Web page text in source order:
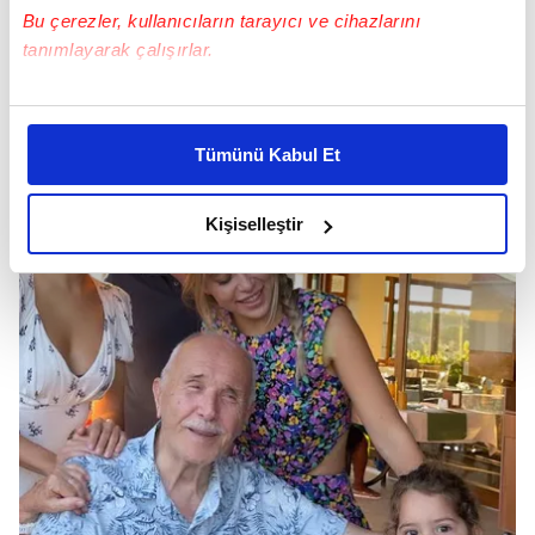
Bu çerezler, kullanıcıların tarayıcı ve cihazlarını
tanımlayarak çalışırlar.
Bu çerezlere izin vermeniz halinde sizlere özel
daha iyi reklam deneyimi yaşatabiliriz. Bunu yaparken
amacımızın size daha iyi bir reklam deneyimi sunmak
olduğunu ve sizlere en iyi içerikleri sunabilmek adına
elimizden gelen çabayı gösterdiğimizi ve bu noktada,
reklamların maliyetlerimizi karşılamak noktasında tek gelir
kalemimiz olduğunu sizlere hatırlatmak isteriz.
Her halükârda, kullanıcılar, bu çerezlere izin vermedikleri
takdirde, kullanıcılara hedefli reklamlar
gösterilmeyecektir."
Sizlere daha iyi bir hizmet sunabilmek için İnternet
Sitemizde kendimize ve üçüncü kişilere ait çerezler
Tümünü Kabul Et
Kişiselleştir